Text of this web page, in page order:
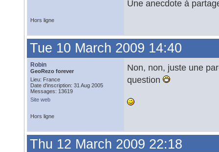
Une anecdote à
Hors ligne
Tue 10 March 2009 14:40
Robin
GeoRezo forever
Lieu: France
Date d'inscription: 31 Aug 2005
Messages: 13619
Site web
Non, non, juste une
question
Hors ligne
Thu 12 March 2009 22:18